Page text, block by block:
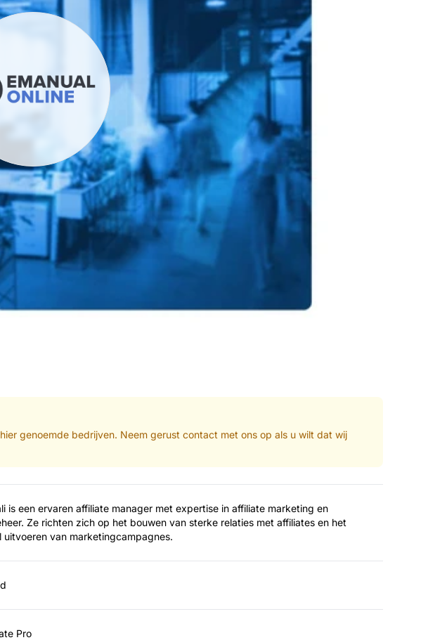
genoemde bedrijven. Neem gerust contact met ons op als u wilt dat wij
is een ervaren affiliate manager met expertise in affiliate marketing en
Ze richten zich op het bouwen van sterke relaties met affiliates en het
uitvoeren van marketingcampagnes.
Pro